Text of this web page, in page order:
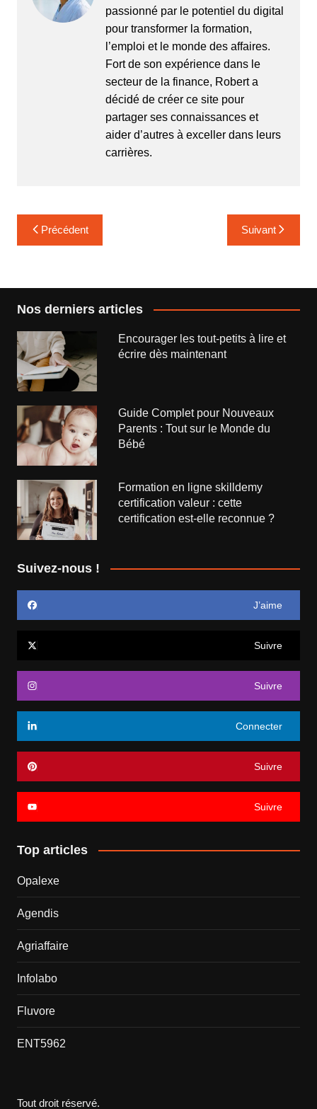
passionné par le potentiel du digital
pour transformer la formation,
l’emploi et le monde des affaires.
Fort de son expérience dans le
secteur de la finance, Robert a
décidé de créer ce site pour
partager ses connaissances et
aider d’autres à exceller dans leurs
carrières.
Navigation
de
Précédent Suivant
Nos derniers articles
Encourager les tout-petits à lire et
écrire dès maintenant
Guide Complet pour Nouveaux
Parents : Tout sur le Monde du
Bébé
Formation en ligne skilldemy
certification valeur : cette
certification est-elle reconnue ?
Suivez-nous !
J’aime
Suivre
Suivre
Connecter
Suivre
Suivre
Top articles
Opalexe
Agendis
Agriaffaire
Infolabo
Fluvore
ENT5962
Tout droit réservé.